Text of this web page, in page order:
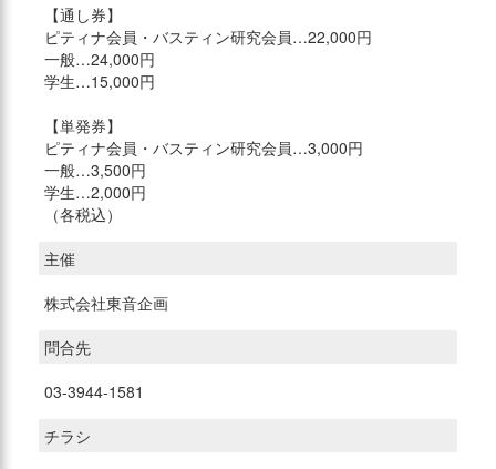
【通し券】
ピティナ会員・バスティン研究会員…22,000円
一般…24,000円
学生…15,000円
【単発券】
ピティナ会員・バスティン研究会員…3,000円
一般…3,500円
学生…2,000円
（各税込）
主催
株式会社東音企画
問合先
03-3944-1581
チラシ